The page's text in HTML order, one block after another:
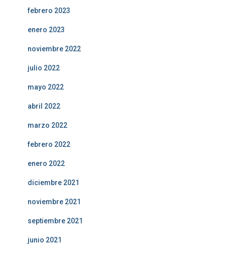
febrero 2023
enero 2023
noviembre 2022
julio 2022
mayo 2022
abril 2022
marzo 2022
febrero 2022
enero 2022
diciembre 2021
noviembre 2021
septiembre 2021
junio 2021